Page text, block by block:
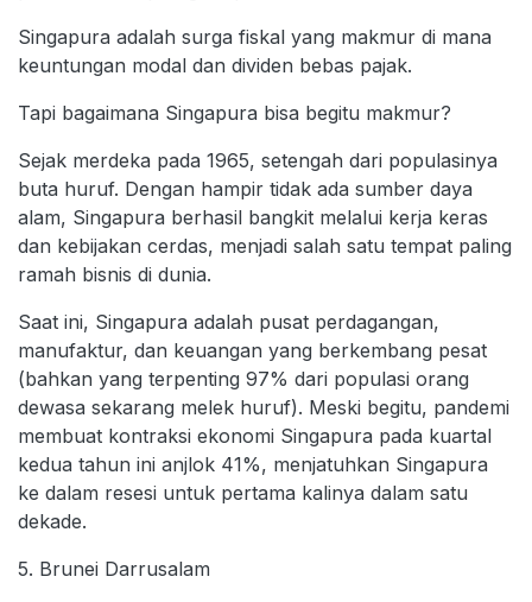
Singapura adalah surga fiskal yang makmur di mana
keuntungan modal dan dividen bebas pajak.
Tapi bagaimana Singapura bisa begitu makmur?
Sejak merdeka pada 1965, setengah dari populasinya
buta huruf. Dengan hampir tidak ada sumber daya
alam, Singapura berhasil bangkit melalui kerja keras
dan kebijakan cerdas, menjadi salah satu tempat paling
ramah bisnis di dunia.
Saat ini, Singapura adalah pusat perdagangan,
manufaktur, dan keuangan yang berkembang pesat
(bahkan yang terpenting 97% dari populasi orang
dewasa sekarang melek huruf). Meski begitu, pandemi
membuat kontraksi ekonomi Singapura pada kuartal
kedua tahun ini anjlok 41%, menjatuhkan Singapura
ke dalam resesi untuk pertama kalinya dalam satu
dekade.
5. Brunei Darrusalam